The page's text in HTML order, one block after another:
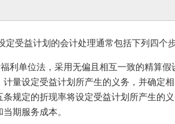
受益计划的会计处理通常包括下列四个
单位法，采用无偏且相互一致的精算假
计量设定受益计划所产生的义务，并确定
条规定的折现率将设定受益计划所产生的
期服务成本。